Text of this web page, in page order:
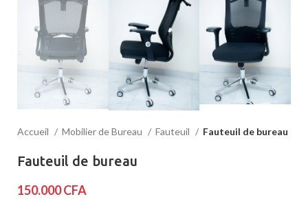
Accueil Mobilier de Bureau Fauteuil Fauteuil de bureau
Fauteuil de bureau
150.000CFA